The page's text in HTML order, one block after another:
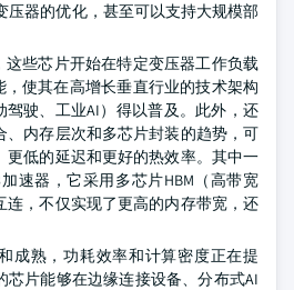
压器的优化，甚至可以支持大规模部
这些芯片开始在特定变压器工作负载
，使其在高增长垂直行业的技术架构
驾驶、工业AI）得以普及。此外，还
、内存层次和多芯片封装的趋势，可
更低的延迟和更好的热效率。其中一
速器，它采用多芯片HBM（高带宽
连，不仅实现了更高的内存带宽，还
成熟，功耗效率和计算密度正在提
芯片能够在边缘连接设备、分布式AI